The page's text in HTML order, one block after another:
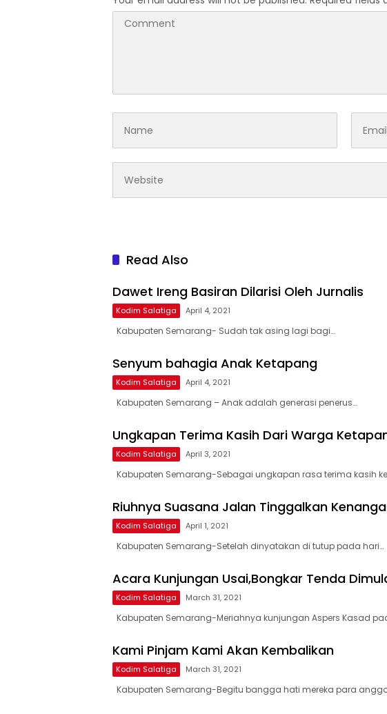
Read Also
Dawet Ireng Basiran Dilarisi Oleh Jurnalis
Kodim Salatiga April 4, 2021
Kabupaten Semarang- Sudah tak asing lagi bagi…
Senyum bahagia Anak Ketapang
Kodim Salatiga April 4, 2021
Kabupaten Semarang – Anak adalah generasi penerus…
Ungkapan Terima Kasih Dari Warga
Kodim Salatiga April 3, 2021
Kabupaten Semarang-Sebagai ungkapan rasa terima kasih
Riuhnya Suasana Jalan Tinggalkan
Kodim Salatiga April 1, 2021
Kabupaten Semarang-Setelah dinyatakan di tutup pada hari…
Acara Kunjungan Usai,Bongkar Tenda
Kodim Salatiga March 31, 2021
Kabupaten Semarang-Meriahnya kunjungan Aspers Kasad
Kami Pinjam Kami Akan Kembalikan
Kodim Salatiga March 31, 2021
Kabupaten Semarang-Begitu bangga hati mereka para